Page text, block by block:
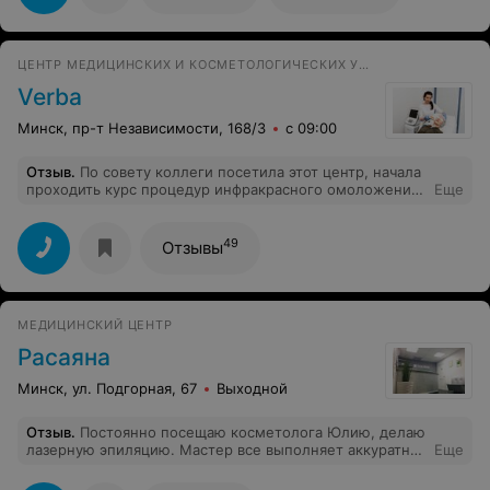
хорошего врача поблизости. После нескольких
попыток в итоге езжу через весь город снова в
успехов, Надежда Ивановна! Спасибо Вам!
Verba
Минск, пр-т Независимости, 168/3 с 09:00
Отзыв. По совету коллеги посетила этот центр, начала
проходить курс процедур инфракрасного омоложения
лицо, шея, декольте, это получается гораздо
экономнее. Уже после второй процедуры заметила
ощутимое улучшение состояния кожи. Прекрасный
центр, современное оборудование, администратор
очень вежливая. Отдельная благодарность Берестень
очень довольна!
Еще
Отзывы49
МЕДИЦИНСКИЙ ЦЕНТР
Расаяна
Минск, ул. Подгорная, 67 Выходной
Отзыв. Постоянно посещаю косметолога Юлию, делаю
лазерную эпиляцию. Мастер все выполняет аккуратно
процедуры, скорее всего останется пару
Еще